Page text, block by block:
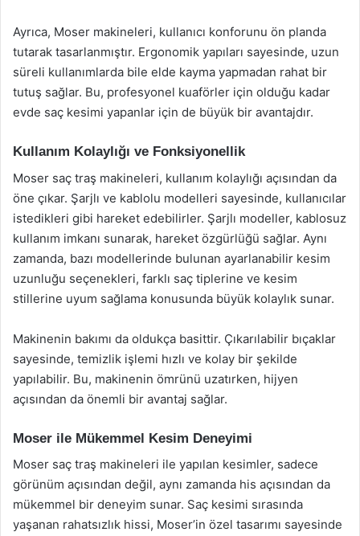
Ayrıca, Moser makineleri, kullanıcı konforunu ön planda
tutarak tasarlanmıştır. Ergonomik yapıları sayesinde, uzun
süreli kullanımlarda bile elde kayma yapmadan rahat bir
tutuş sağlar. Bu, profesyonel kuaförler için olduğu kadar
evde saç kesimi yapanlar için de büyük bir avantajdır.
Kullanım Kolaylığı ve Fonksiyonellik
Moser saç traş makineleri, kullanım kolaylığı açısından da
öne çıkar. Şarjlı ve kablolu modelleri sayesinde, kullanıcılar
istedikleri gibi hareket edebilirler. Şarjlı modeller, kablosuz
kullanım imkanı sunarak, hareket özgürlüğü sağlar. Aynı
zamanda, bazı modellerinde bulunan ayarlanabilir kesim
uzunluğu seçenekleri, farklı saç tiplerine ve kesim
stillerine uyum sağlama konusunda büyük kolaylık sunar.
Makinenin bakımı da oldukça basittir. Çıkarılabilir bıçaklar
sayesinde, temizlik işlemi hızlı ve kolay bir şekilde
yapılabilir. Bu, makinenin ömrünü uzatırken, hijyen
açısından da önemli bir avantaj sağlar.
Moser ile Mükemmel Kesim Deneyimi
Moser saç traş makineleri ile yapılan kesimler, sadece
görünüm açısından değil, aynı zamanda his açısından da
mükemmel bir deneyim sunar. Saç kesimi sırasında
yaşanan rahatsızlık hissi, Moser’in özel tasarımı sayesinde